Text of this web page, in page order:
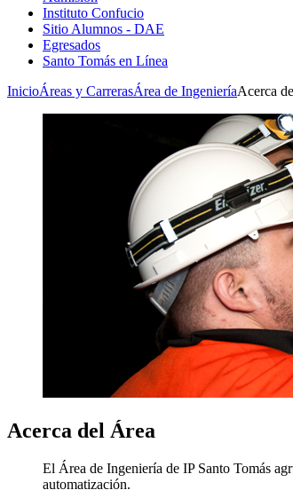
Instituto Confucio
Sitio Alumnos - DAE
Egresados
Santo Tomás en Línea
InicioÁreas y CarrerasÁrea de IngenieríaAcerca
Acerca del Área
El Área de Ingeniería de IP Santo Tomás
automatización.